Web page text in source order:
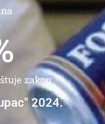
zakon
2024.